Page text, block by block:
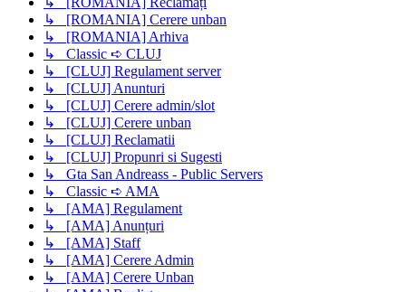
↳ [ROMANIA] Cerere unban
↳ [ROMANIA] Arhiva
↳ Classic ➪ CLUJ
↳ [CLUJ] Regulament server
↳ [CLUJ] Anunturi
↳ [CLUJ] Cerere admin/slot
↳ [CLUJ] Cerere unban
↳ [CLUJ] Reclamatii
↳ [CLUJ] Propunri si Sugesti
↳ Gta San Andreass - Public Servers
↳ Classic ➪ AMA
↳ [AMA] Regulament
↳ [AMA] Anunțuri
↳ [AMA] Staff
↳ [AMA] Cerere Admin
↳ [AMA] Cerere Unban